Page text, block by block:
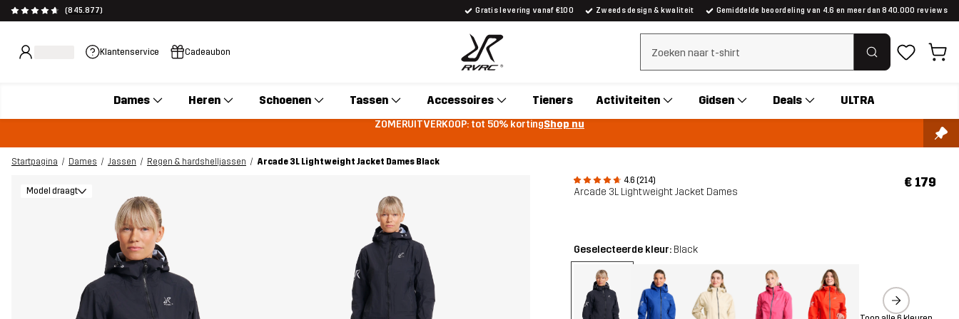
(845.877) Gratis levering vanaf €100 Zweeds design & kwaliteit Gemiddelde beoordeling van 4.6 en meer dan 840.000 reviews
Klantenservice Cadeaubon Zoeken wissen
Dames Heren Schoenen Tassen Accessoires Tieners Activiteiten Gidsen Deals ULTRA
ZOMERUITVERKOOP: tot 50% kortingShop nu
Startpagina Dames Jassen Regen & hardshelljassen
Arcade 3L Lightweight Jacket Dames Black
4.6 (214)
Arcade 3L Lightweight Jacket Dames
€ 179
Model draagt
Geselecteerde kleur: Black